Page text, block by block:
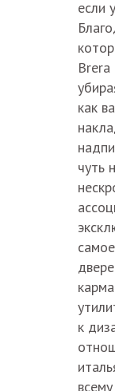
если
Brera
как
чуть
к